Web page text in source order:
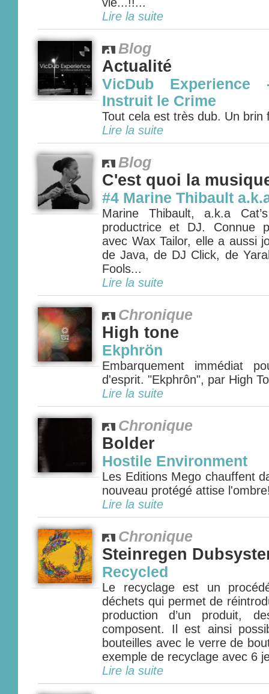
Lire la suite
Blog
Actualité
VicDub
Instruit le Crime
Tout cela est très dub. Un brin
Lire la suite
Blog
C'est quoi la
#4 Marine Thibault
Marine Thibault, a.k.a
productrice et DJ. Connue
avec Wax Tailor, elle a aussi
de Java, de DJ Click, de
Fools...
Lire la suite
Chronique
High tone
Ekphrön
Embarquement immédiat
d'esprit. "Ekphrôn", par High
Lire la suite
Chronique
Bolder
Hostile Environment
Les Editions Mego chauffent
nouveau protégé attise
Lire la suite
Chronique
Steinregen
Recycled
Le recyclage est un
déchets qui permet de
production d’un produit,
composent. Il est ainsi
bouteilles avec le verre de
exemple de recyclage avec 6
Lire la suite